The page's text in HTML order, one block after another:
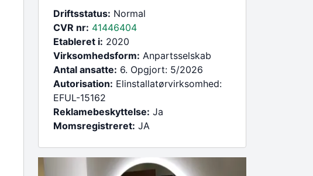
Driftsstatus: Normal
CVR nr: 41446404
Etableret i: 2020
Virksomhedsform: Anpartsselskab
Antal ansatte: 6. Opgjort: 5/2026
Autorisation: Elinstallatørvirksomhed:
EFUL-15162
Reklamebeskyttelse: Ja
Momsregistreret: JA